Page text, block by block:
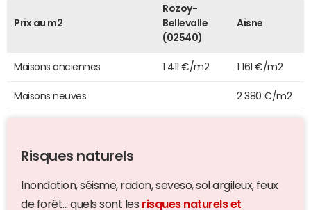
Prix au m2
Rozoy-
Bellevalle
(02540)
Aisne
Maisons anciennes 1 411 €/m2 1 161 €/m2
Maisons neuves 2 380 €/m2
Risques naturels
Inondation, séisme, radon, seveso, sol argileux, feux
de forêt... quels sont les risques naturels et